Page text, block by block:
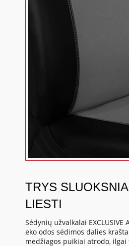
TRYS
LIESTI
Sėdynių užvalkalai
eko odos sėdimos dalies
medžiagos puikiai atrodo,